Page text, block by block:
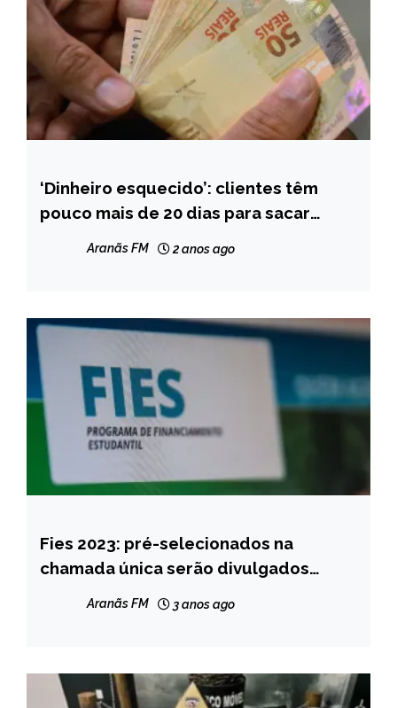
BRASIL
NOTÍCIAS
‘Dinheiro esquecido’: clientes têm
pouco mais de 20 dias para sacar
Aranãs FM 2 anos ago
BRASIL
NOTÍCIAS
Fies 2023: pré-selecionados na
chamada única serão divulgados
Aranãs FM 3 anos ago